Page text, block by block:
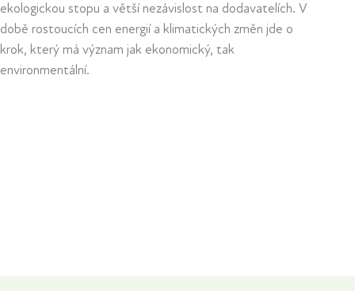
ekologickou stopu a větší nezávislost na dodavatelích. V
době rostoucích cen energií a klimatických změn jde o
krok, který má význam jak ekonomický, tak
environmentální.